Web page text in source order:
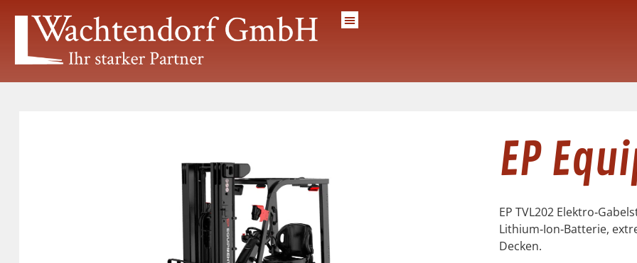
EP
EP TVL202
Lithium‑Ion‑Batterie,
Decken.